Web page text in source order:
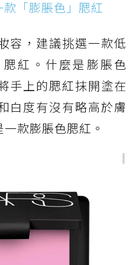
「膨脹色」腮紅
容，建議挑選一款低
紅。什麼是膨脹色
手上的腮紅抹開塗在
白度有沒有略高於膚
款膨脹色腮紅。